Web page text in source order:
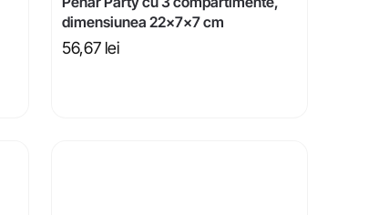
dimensiunea 22x7x7 cm
56,67 lei